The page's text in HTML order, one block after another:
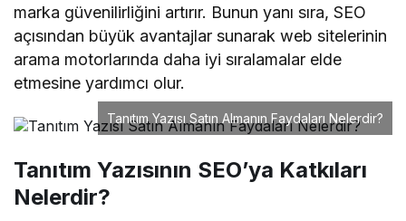
marka güvenilirliğini artırır. Bunun yanı sıra, SEO
açısından büyük avantajlar sunarak web sitelerinin
arama motorlarında daha iyi sıralamalar elde
etmesine yardımcı olur.
Tanıtım Yazısı Satın Almanın Faydaları Nelerdir?
Tanıtım Yazısının SEO’ya Katkıları
Nelerdir?